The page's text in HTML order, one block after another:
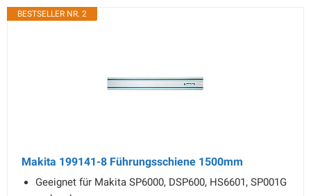
BESTSELLER NR. 2
Makita 199141-8 Führungsschiene 1500mm
Geeignet für Makita SP6000, DSP600, HS6601, SP001G